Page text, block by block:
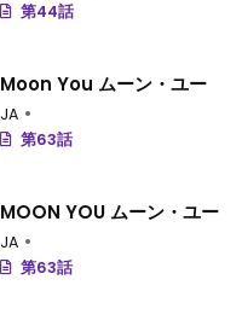
第44話
Moon You ムーン・ユー
JA
第63話
MOON YOU ムーン・ユー
JA
第63話